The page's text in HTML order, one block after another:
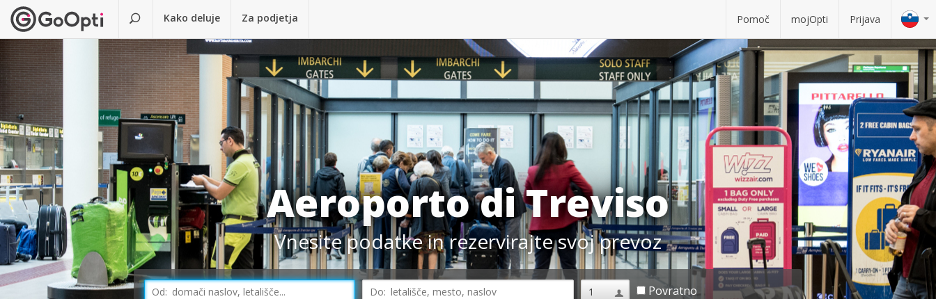
Kako deluje Za podjetja Pomoč mojOpti Prijava
Aeroporto di Treviso
Vnesite podatke in rezervirajte svoj prevoz
Povratno